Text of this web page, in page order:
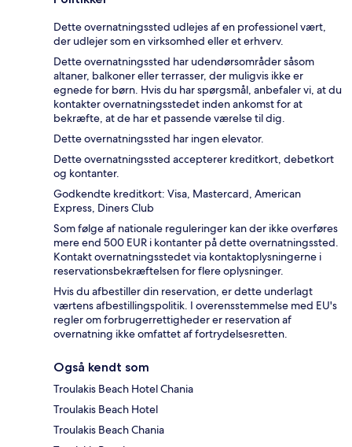
Dette overnatningssted udlejes af en professionel vært,
der udlejer som en virksomhed eller et erhverv.
Dette overnatningssted har udendørsområder såsom
altaner, balkoner eller terrasser, der muligvis ikke er
egnede for børn. Hvis du har spørgsmål, anbefaler vi, at du
kontakter overnatningsstedet inden ankomst for at
bekræfte, at de har et passende værelse til dig.
Dette overnatningssted har ingen elevator.
Dette overnatningssted accepterer kreditkort, debetkort
og kontanter.
Godkendte kreditkort: Visa, Mastercard, American
Express, Diners Club
Som følge af nationale reguleringer kan der ikke overføres
mere end 500 EUR i kontanter på dette overnatningssted.
Kontakt overnatningsstedet via kontaktoplysningerne i
reservationsbekræftelsen for flere oplysninger.
Hvis du afbestiller din reservation, er dette underlagt
værtens afbestillingspolitik. I overensstemmelse med EU's
regler om forbrugerrettigheder er reservation af
overnatning ikke omfattet af fortrydelsesretten.
Også kendt som
Troulakis Beach Hotel Chania
Troulakis Beach Hotel
Troulakis Beach Chania